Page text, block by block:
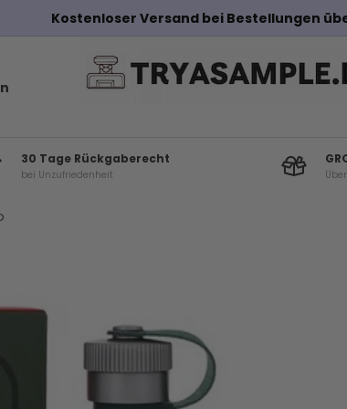
Kostenloser Versand bei Bestellungen
30 Tage Rückgaberecht
bei Unzufriedenheit